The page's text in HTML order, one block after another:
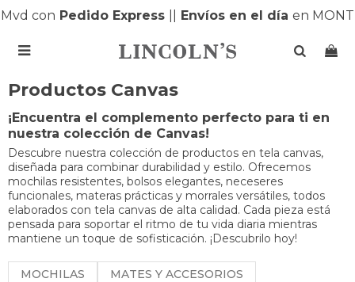
conPedido Express||Envíos en el díaen

Productos Canvas
¡Encuentra el complemento perfecto para ti en
nuestra colección de Canvas!
Descubre nuestra colección de productos en tela canvas,
diseñada para combinar durabilidad y estilo. Ofrecemos
mochilas resistentes, bolsos elegantes, neceseres
funcionales, materas prácticas y morrales versátiles, todos
elaborados con tela canvas de alta calidad. Cada pieza está
pensada para soportar el ritmo de tu vida diaria mientras
mantiene un toque de sofisticación. ¡Descubrilo hoy!
MOCHILAS
MATES Y ACCESORIOS